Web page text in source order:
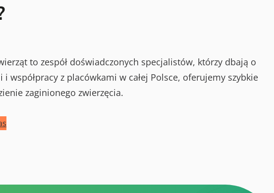
to zespół doświadczonych specjalistów, którzy dbają o
z placówkami w całej Polsce, oferujemy szybkie
zaginionego zwierzęcia.